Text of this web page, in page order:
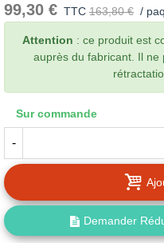
99,30 € TTC 163,80 € /
Attention : ce produit est
auprès du fabricant. Il ne
Sur commande
-
Demander